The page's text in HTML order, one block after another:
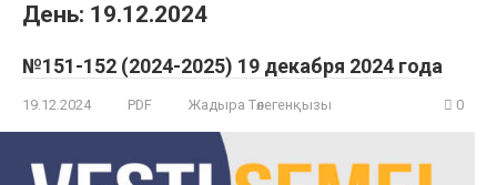
День: 19.12.2024
№151-152 (2024-2025) 19 декабря 2024 года
19.12.2024 PDF Жадыра Төлегенқызы 0